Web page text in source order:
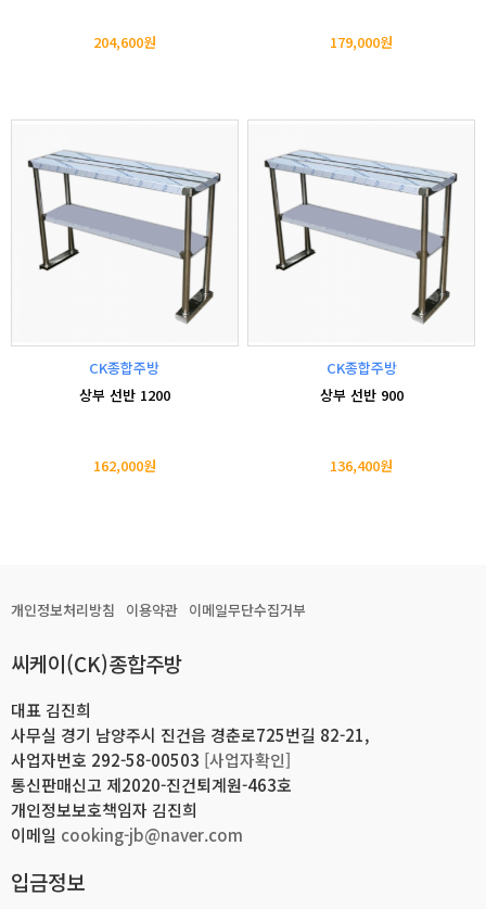
204,600원 179,000원
CK종합주방
상부 선반 1200
162,000원
CK종합주방
상부 선반 900
136,400원
개인정보처리방침 이용약관 이메일무단수집거부
씨케이(CK)종합주방
대표 김진희
사무실 경기 남양주시 진건읍 경춘로725번길 82-21,
사업자번호 292-58-00503 [사업자확인]
통신판매신고 제2020-진건퇴계원-463호
개인정보보호책임자 김진희
이메일 cooking-jb@naver.com
입금정보